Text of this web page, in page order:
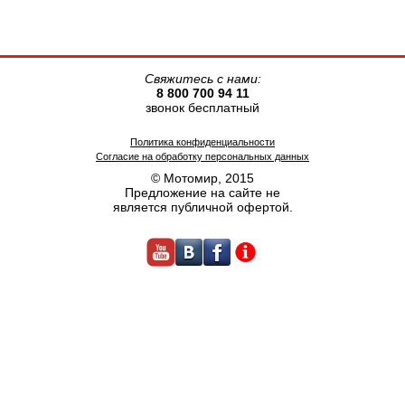
© Мотомир, 2015
Предложение на сайте не
является публичной офертой.
Политика конфиденциальности
Согласие на обработку персональных данных
Свяжитесь с нами:
8 800 700 94 11
звонок бесплатный